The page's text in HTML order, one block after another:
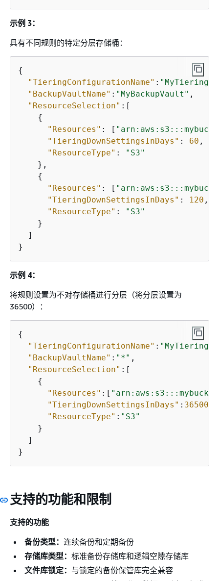
示例 3：
具有不同规则的特定分层存储桶：
{
"TieringConfigurationName" :
"BackupVaultName" : "MyBackupVault" ,
"ResourceSelection" :[
{
"Resources" : [
"TieringDownSettingsInDays" : 60 ,
"ResourceType" :
"S3"
    },
{
"Resources" : [
"TieringDownSettingsInDays" : 120 ,
"ResourceType" :
"S3"
    }
  ]
}
示例 4：
将规则设置为不对存储桶进行分层（将分层设置为
36500）：
{
"TieringConfigurationName" :
"BackupVaultName" : "*" ,
"ResourceSelection" :[
{
"Resources" :[
"TieringDownSettingsInDays" : 36500
"ResourceType" : "S3"
    }
  ]
}
支持的功能和限制
支持的功能
备份类型： 连续备份和定期备份
存储库类型： 标准备份存储库和逻辑空隙存储库
文件库锁定： 与锁定的备份保管库完全兼容